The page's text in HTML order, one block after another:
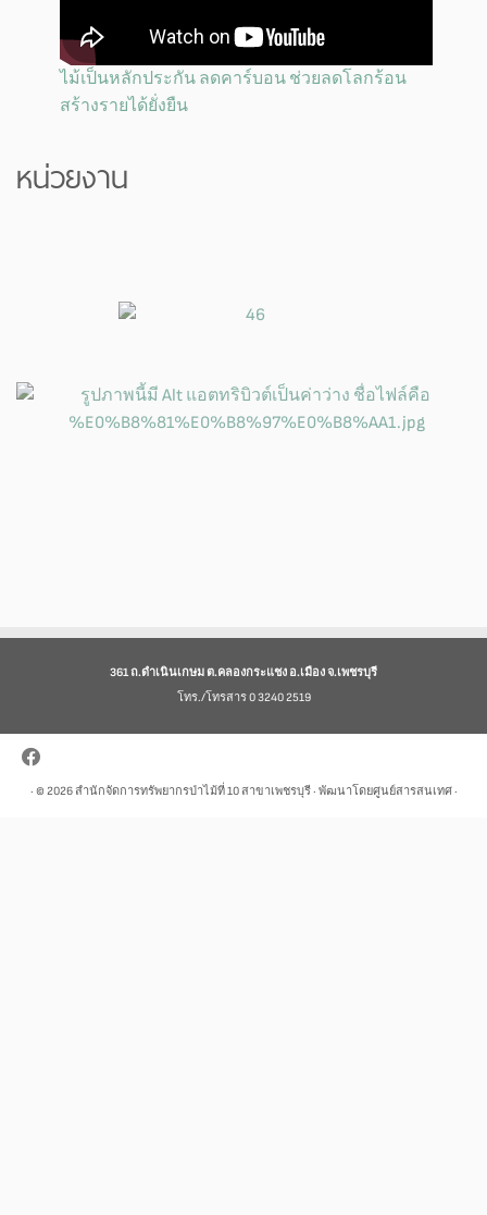
ไม้เป็นหลักประกัน ลดคาร์บอน ช่วยลดโลกร้อน
สร้างรายได้ยั่งยืน
หน่วยงาน
361 ถ.ดำเนินเกษม ต.คลองกระแชง อ.เมือง จ.เพชรบุรี
โทร./โทรสาร 0 3240 2519
· © 2026สำนักจัดการทรัพยากรป่าไม้ที่ 10 สาขาเพชรบุรี· พัฒนาโดยศูนย์สารสนเทศ ·